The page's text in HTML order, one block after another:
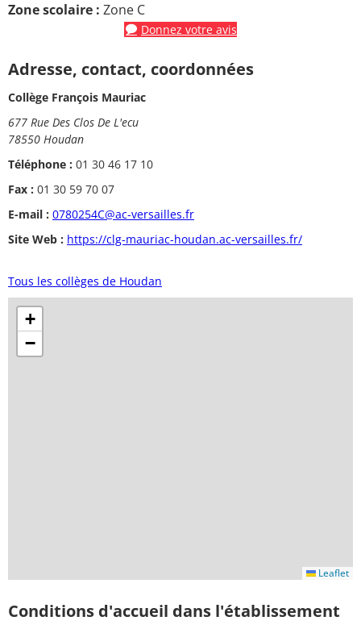
Zone scolaire : Zone C
Donnez votre avis
Adresse, contact, coordonnées
Collège François Mauriac
677 Rue Des Clos De L'ecu
78550 Houdan
Téléphone : 01 30 46 17 10
Fax : 01 30 59 70 07
E-mail : 0780254C@ac-versailles.fr
Site Web : https://clg-mauriac-houdan.ac-versailles.fr/
Tous les collèges de Houdan
+
−
Leaflet
Conditions d'accueil dans l'établissement